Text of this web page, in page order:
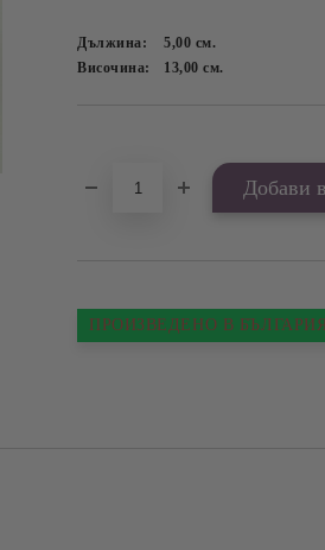
Дължина: 5,00 см.
Височина:
13,00см.
ПРОИЗВЕДЕНО В